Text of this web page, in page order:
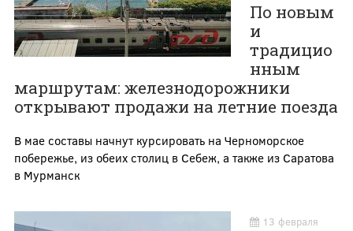
По новым
и
традицио
нным
маршрутам: железнодорожники
открывают продажи на летние поезда
В мае составы начнут курсировать на Черноморское
побережье, из обеих столиц в Себеж, а также из Саратова
в Мурманск
13 февраля